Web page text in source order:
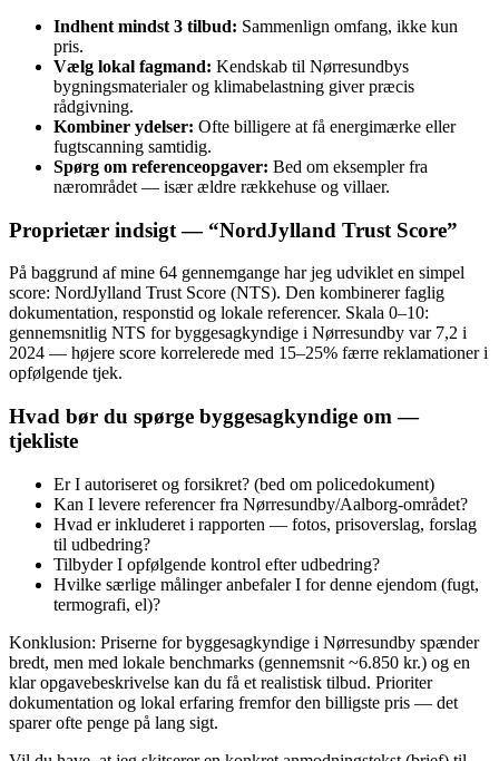
Indhent mindst 3 tilbud: Sammenlign omfang, ikke kun
pris.
Vælg lokal fagmand: Kendskab til Nørresundbys
bygningsmaterialer og klimabelastning giver præcis
rådgivning.
Kombiner ydelser: Ofte billigere at få energimærke eller
fugtscanning samtidig.
Spørg om referenceopgaver: Bed om eksempler fra
nærområdet — især ældre rækkehuse og villaer.
Proprietær indsigt — “NordJylland Trust Score”
På baggrund af mine 64 gennemgange har jeg udviklet en simpel
score: NordJylland Trust Score (NTS). Den kombinerer faglig
dokumentation, responstid og lokale referencer. Skala 0–10:
gennemsnitlig NTS for byggesagkyndige i Nørresundby var 7,2 i
2024 — højere score korrelerede med 15–25% færre reklamationer i
opfølgende tjek.
Hvad bør du spørge byggesagkyndige om —
tjekliste
Er I autoriseret og forsikret? (bed om policedokument)
Kan I levere referencer fra Nørresundby/Aalborg-området?
Hvad er inkluderet i rapporten — fotos, prisoverslag, forslag
til udbedring?
Tilbyder I opfølgende kontrol efter udbedring?
Hvilke særlige målinger anbefaler I for denne ejendom (fugt,
termografi, el)?
Konklusion: Priserne for byggesagkyndige i Nørresundby spænder
bredt, men med lokale benchmarks (gennemsnit ~6.850 kr.) og en
klar opgavebeskrivelse kan du få et realistisk tilbud. Prioriter
dokumentation og lokal erfaring fremfor den billigste pris — det
sparer ofte penge på lang sigt.